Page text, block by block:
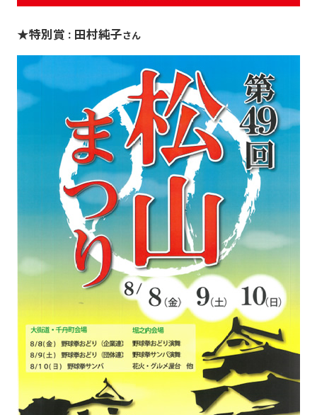
★特別賞 ： 田村純子さん